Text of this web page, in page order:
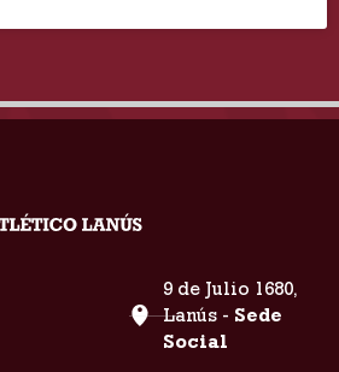
9 de Julio 1680,
Lanús - Sede
Social